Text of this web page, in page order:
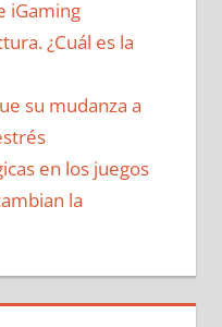
iGaming
¿Cuál es la
su mudanza a
en los juegos
la